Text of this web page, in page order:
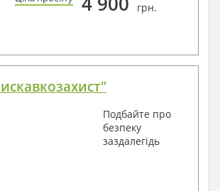
грн.
Подбайте про
безпеку
заздалегідь